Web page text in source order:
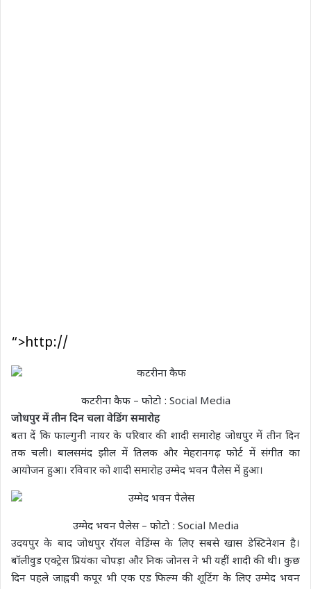
“>http://
कटरीना कैफ – फोटो : Social Media
जोधपुर में तीन दिन चला वेडिंग समारोह
बता दें कि फाल्गुनी नायर के परिवार की शादी समारोह जोधपुर में तीन दिन
तक चली। बालसमंद झील में तिलक और मेहरानगढ़ फोर्ट में संगीत का
आयोजन हुआ। रविवार को शादी समारोह उम्मेद भवन पैलेस में हुआ।
उम्मेद भवन पैलेस – फोटो : Social Media
उदयपुर के बाद जोधपुर रॉयल वेडिंग्स के लिए सबसे खास डेस्टिनेशन है।
बॉलीवुड एक्ट्रेस प्रियंका चोपड़ा और निक जोनस ने भी यहीं शादी की थी। कुछ
दिन पहले जाह्नवी कपूर भी एक एड फिल्म की शूटिंग के लिए उम्मेद भवन